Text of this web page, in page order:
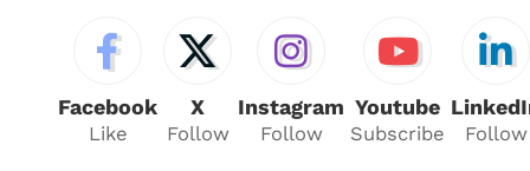
Facebook
Like
X
Follow
Instagram
Follow
Youtube
Subscribe Follow